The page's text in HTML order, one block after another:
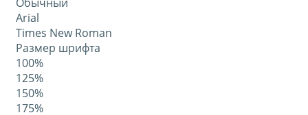
Обычный
Arial
Times New Roman
Размер шрифта
100%
125%
150%
175%